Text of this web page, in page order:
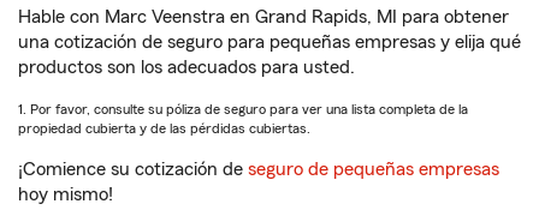
Hable con Marc Veenstra en Grand Rapids, MI para obtener
una cotización de seguro para pequeñas empresas y elija qué
productos son los adecuados para usted.
1. Por favor, consulte su póliza de seguro para ver una lista completa de la
propiedad cubierta y de las pérdidas cubiertas.
¡Comience su cotización de seguro de pequeñas empresas
hoy mismo!